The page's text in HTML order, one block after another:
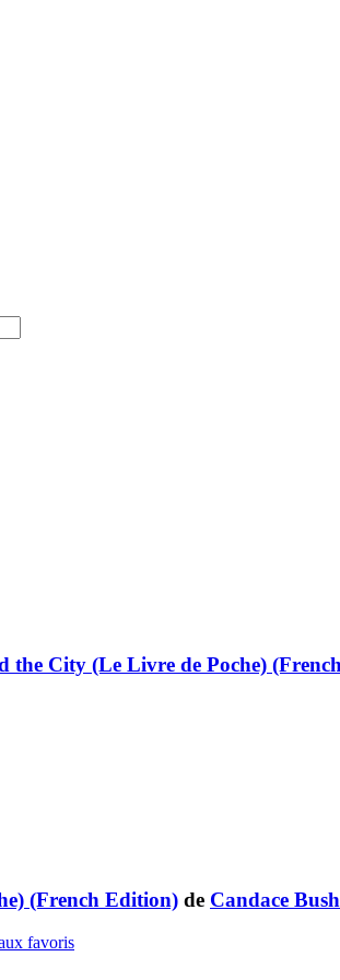
the City (Le Livre de Poche)
(French Edition) de Candace
favoris